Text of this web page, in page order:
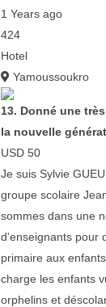
1 Years ago
424
Hotel
Yamoussoukro
13. Donné une
la nouvelle
USD 50
Je suis Sylvie
groupe scolaire
sommes dans une
d'enseignants pour
primaire aux
charge les enfants
orphelins et